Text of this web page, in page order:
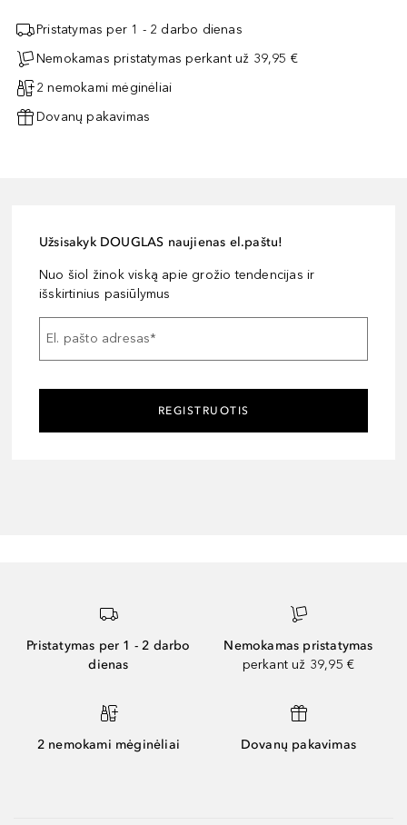
Pristatymas per 1 - 2 darbo dienas
Nemokamas pristatymas perkant už 39,95 €
2 nemokami mėginėliai
Dovanų pakavimas
Užsisakyk DOUGLAS naujienas el.paštu!
Nuo šiol žinok viską apie grožio tendencijas ir
išskirtinius pasiūlymus
El. pašto adresas*
REGISTRUOTIS
Pristatymas per 1 - 2 darbo
dienas
Nemokamas pristatymas
perkant už 39,95 €
2 nemokami mėginėliai Dovanų pakavimas